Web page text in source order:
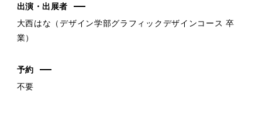
出演・出展者
大西はな（デザイン学部グラフィックデザインコース 卒
業）
予約
不要